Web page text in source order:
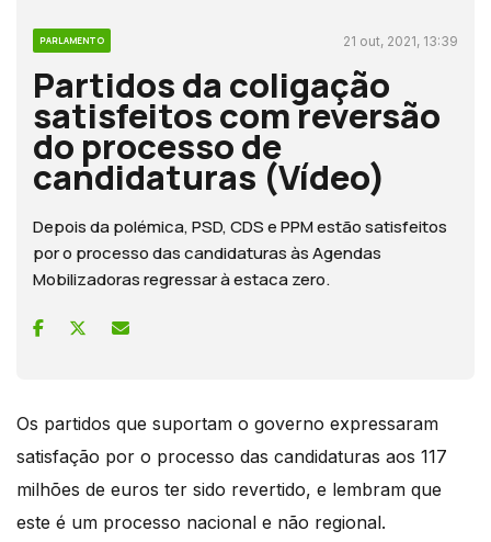
PARLAMENTO 21 out, 2021, 13:39
Partidos da coligação
satisfeitos com reversão
do processo de
candidaturas (Vídeo)
Depois da polémica, PSD, CDS e PPM estão satisfeitos
por o processo das candidaturas às Agendas
Mobilizadoras regressar à estaca zero.
Os partidos que suportam o governo expressaram
satisfação por o processo das candidaturas aos 117
milhões de euros ter sido revertido, e lembram que
este é um processo nacional e não regional.